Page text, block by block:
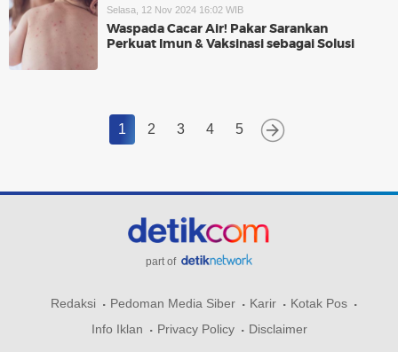
Selasa, 12 Nov 2024 16:02 WIB
Waspada Cacar Air! Pakar Sarankan
Perkuat Imun & Vaksinasi sebagai Solusi
1 2 3 4 5
part of
Redaksi Pedoman Media Siber Karir
Kotak Pos
Info Iklan
Privacy Policy Disclaimer